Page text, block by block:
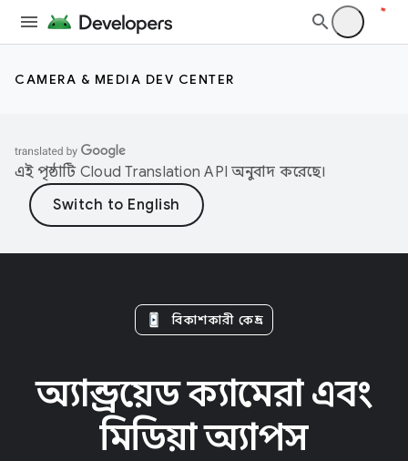
CAMERA & MEDIA DEV CENTER
এই পৃষ্ঠাটি Cloud Translation API অনুবাদ করেছে।
বিকাশকারী কেন্দ্র
অ্যান্ড্রয়েড ক্যামেরা এবং
মিডিয়া অ্যাপস